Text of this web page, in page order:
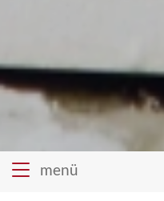
menü